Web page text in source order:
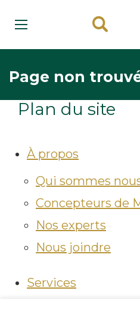
Page non
Plan du site
À propos
Qui sommes
Concepteurs de
Nos experts
Nous joindre
Services